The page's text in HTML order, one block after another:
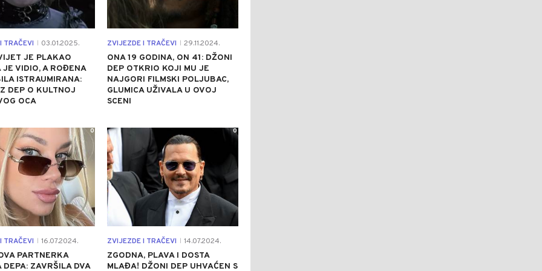
TRAČEVI 03.01.2025.
JE PLAKAO
JE VIDIO, A ROĐENA
ISTRAUMIRANA:
DEP O KULTNOJ
OCA
ZVIJEZDE I TRAČEVI 29.11.2024.
ONA 19 GODINA, ON 41: DŽONI
DEP OTKRIO KOJI MU JE
NAJGORI FILMSKI POLJUBAC,
GLUMICA UŽIVALA U OVOJ
SCENI
TRAČEVI 16.07.2024.
PARTNERKA
ZAVRŠILA DVA
0
ZVIJEZDE I TRAČEVI 14.07.2024.
ZGODNA, PLAVA I DOSTA
MLAĐA! DŽONI DEP UHVAĆEN S
0